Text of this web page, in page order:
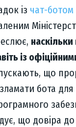
із чат-ботом
із
що
бота
що довіра